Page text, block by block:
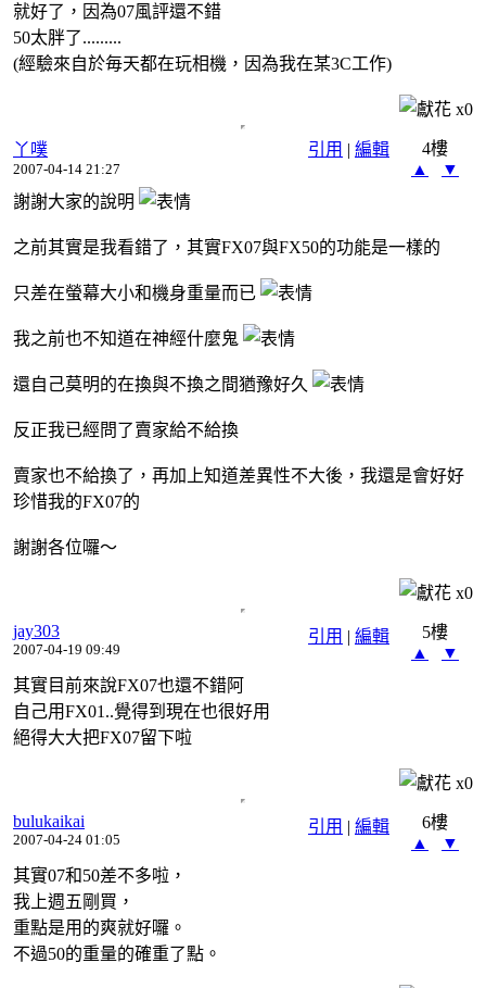
就好了，因為07風評還不錯
50太胖了.........
(經驗來自於毎天都在玩相機，因為我在某3C工作)
x0
引用 | 編輯
丫噗
2007-04-14 21:27
4樓
▲
▼
謝謝大家的說明
之前其實是我看錯了，其實FX07與FX50的功能是一樣的
只差在螢幕大小和機身重量而已
我之前也不知道在神經什麼鬼
還自己莫明的在換與不換之間猶豫好久
反正我已經問了賣家給不給換
賣家也不給換了，再加上知道差異性不大後，我還是會好好
珍惜我的FX07的
謝謝各位囉～
x0
引用 | 編輯
jay303
2007-04-19 09:49
5樓
▲
▼
其實目前來說FX07也還不錯阿
自己用FX01..覺得到現在也很好用
絕得大大把FX07留下啦
x0
引用 | 編輯
bulukaikai
2007-04-24 01:05
6樓
▲
▼
其實07和50差不多啦，
我上週五剛買，
重點是用的爽就好囉。
不過50的重量的確重了點。